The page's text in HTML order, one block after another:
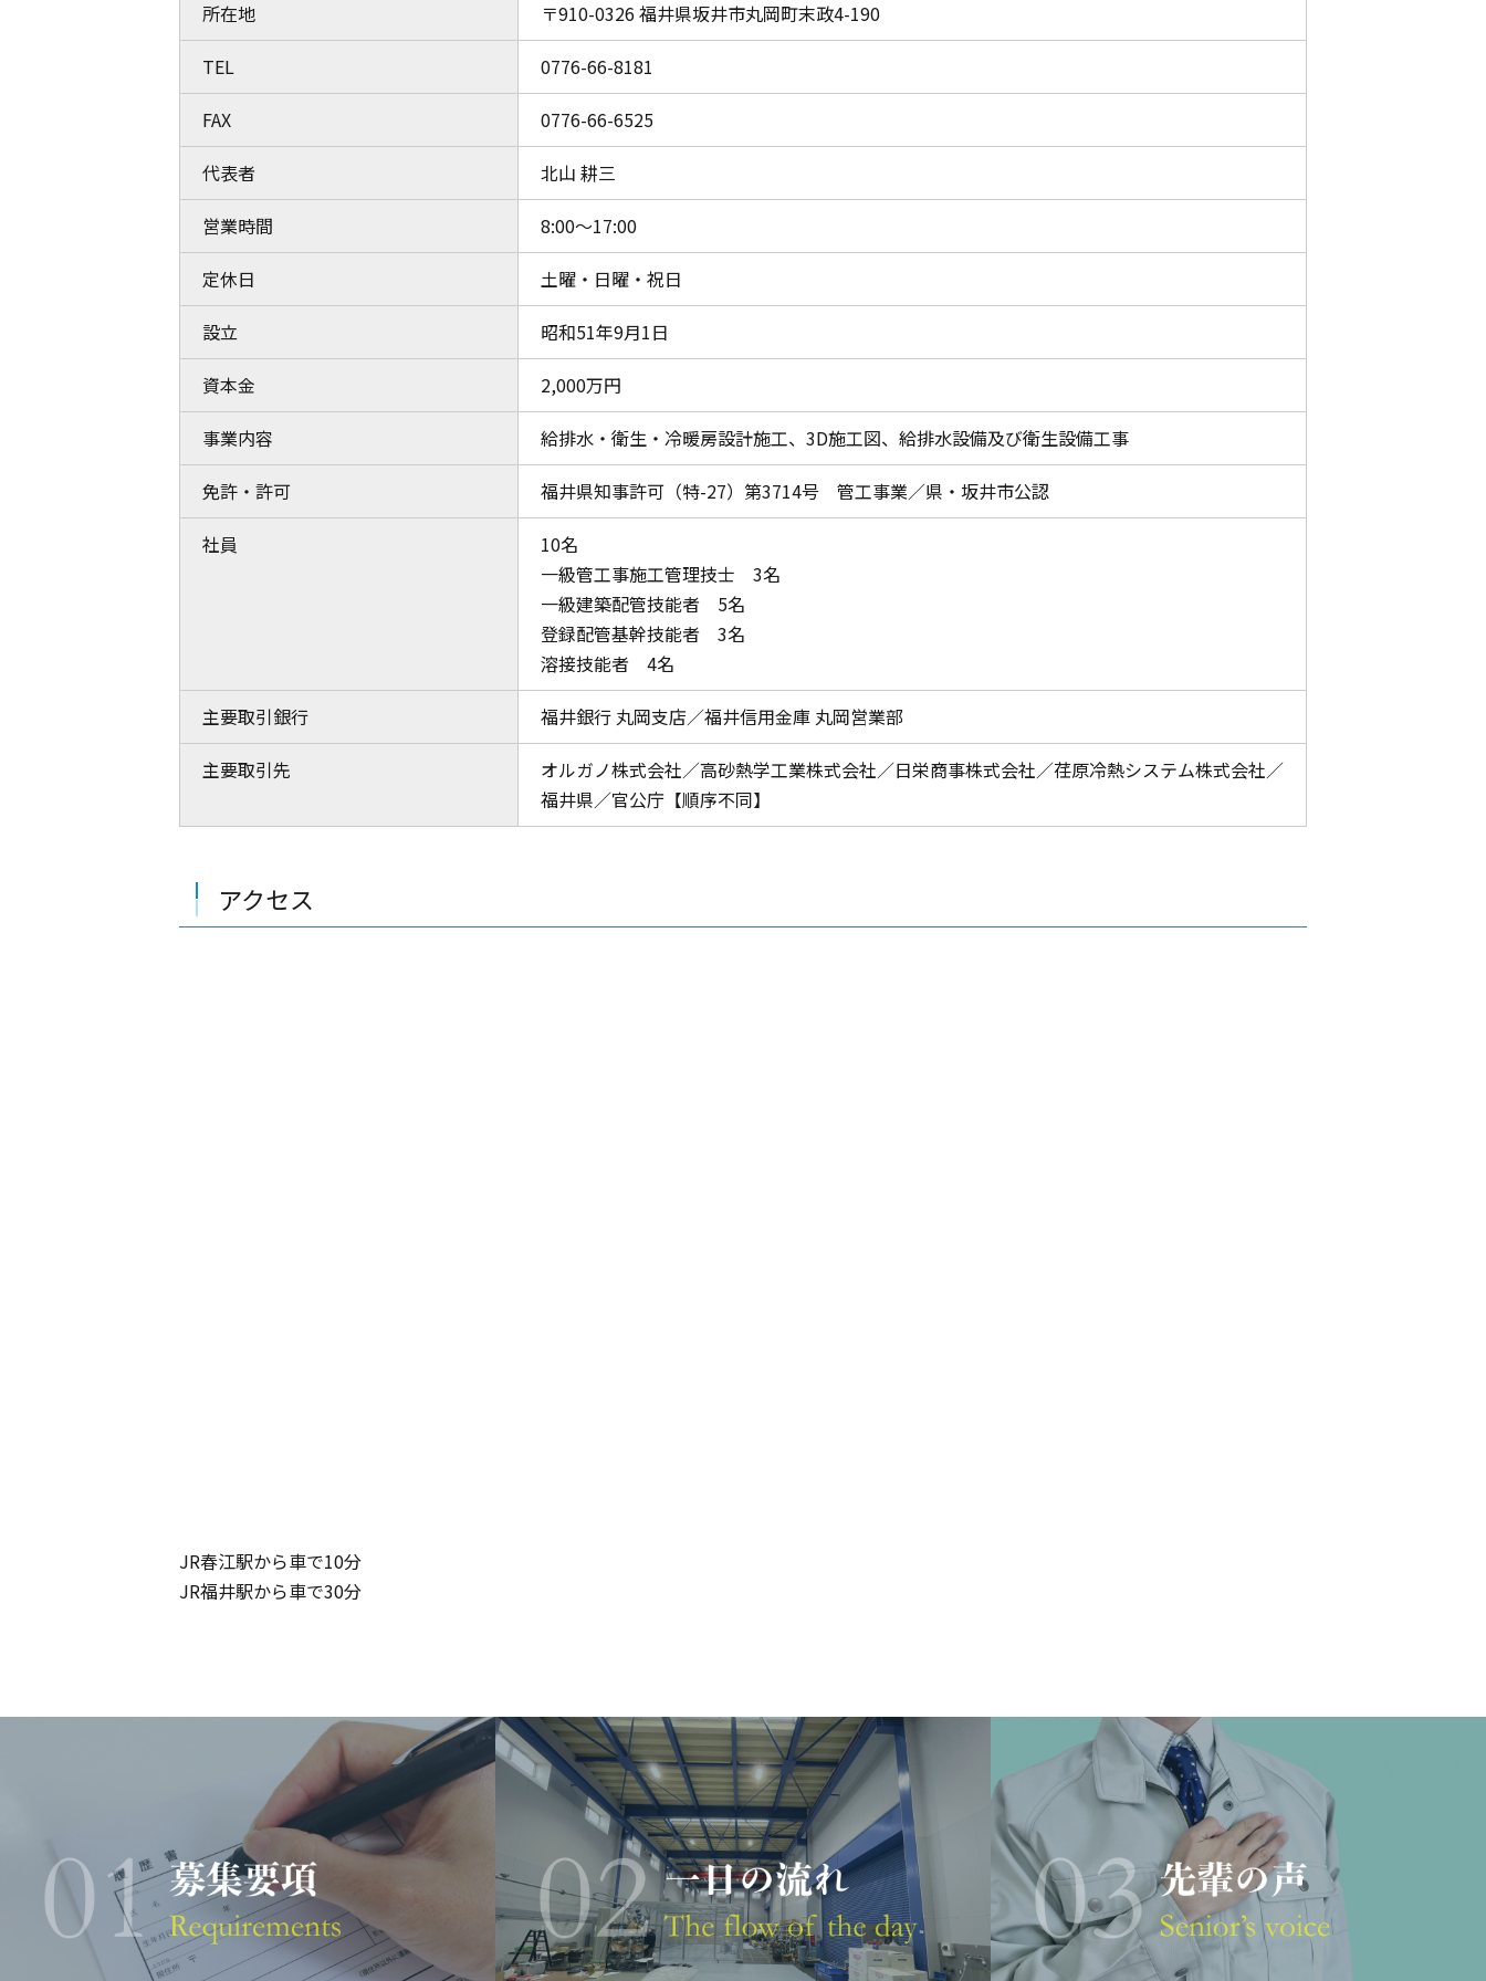
所在地
〒910-0326 福井県坂井市丸岡町末政4-190
TEL
0776-66-8181
FAX
0776-66-6525
代表者
北山 耕三
営業時間
8:00～17:00
定休日
土曜・日曜・祝日
設立
昭和51年9月1日
資本金
2,000万円
事業内容
給排水・衛生・冷暖房設計施工、3D施工図、給排水設備及び衛生設備工事
免許・許可
福井県知事許可（特-27）第3714号 管工事業／県・坂井市公認
社員
10名
一級管工事施工管理技士 3名
一級建築配管技能者 5名
登録配管基幹技能者 3名
溶接技能者 4名
主要取引銀行
福井銀行 丸岡支店／福井信用金庫 丸岡営業部
主要取引先
オルガノ株式会社／高砂熱学工業株式会社／日栄商事株式会社／荏原冷熱システム株式会社／
福井県／官公庁【順序不同】
アクセス
JR春江駅から車で10分
JR福井駅から車で30分